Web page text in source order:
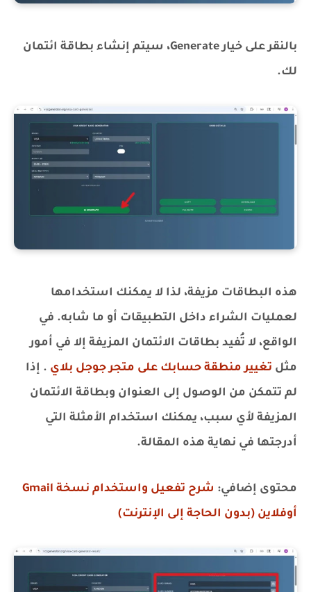
بالنقر على خيار Generate، سيتم إنشاء بطاقة ائتمان
لك.
هذه البطاقات مزيفة، لذا لا يمكنك استخدامها
لعمليات الشراء داخل التطبيقات أو ما شابه. في
الواقع، لا تُفيد بطاقات الائتمان المزيفة إلا في أمور
مثل تغيير منطقة حسابك على متجر جوجل بلاي . إذا
لم تتمكن من الوصول إلى العنوان وبطاقة الائتمان
المزيفة لأي سبب، يمكنك استخدام الأمثلة التي
أدرجتها في نهاية هذه المقالة.
محتوى إضافي:
شرح تفعيل واستخدام نسخة Gmail
أوفلاين (بدون الحاجة إلى الإنترنت)